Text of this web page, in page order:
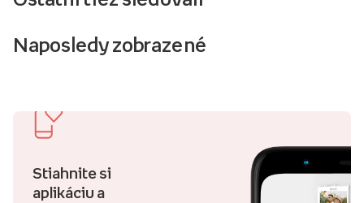
Naposledy zobrazené
Stiahnite si
aplikáciu a